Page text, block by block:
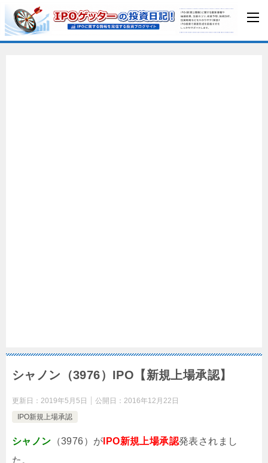
シャノン（3976）IPO【新規上場承認】
更新日： 2019年5月5日 公開日： 2016年12月22日
IPO新規上場承認
シャノン （3976）が IPO新規上場承認発表されまし
た。